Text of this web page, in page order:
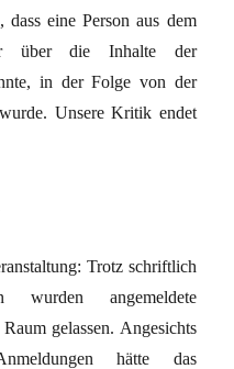
dass eine Person aus dem
über die Inhalte der
in der Folge von der
Unsere Kritik endet
Trotz schriftlich
wurden angemeldete
gelassen. Angesichts
hätte das